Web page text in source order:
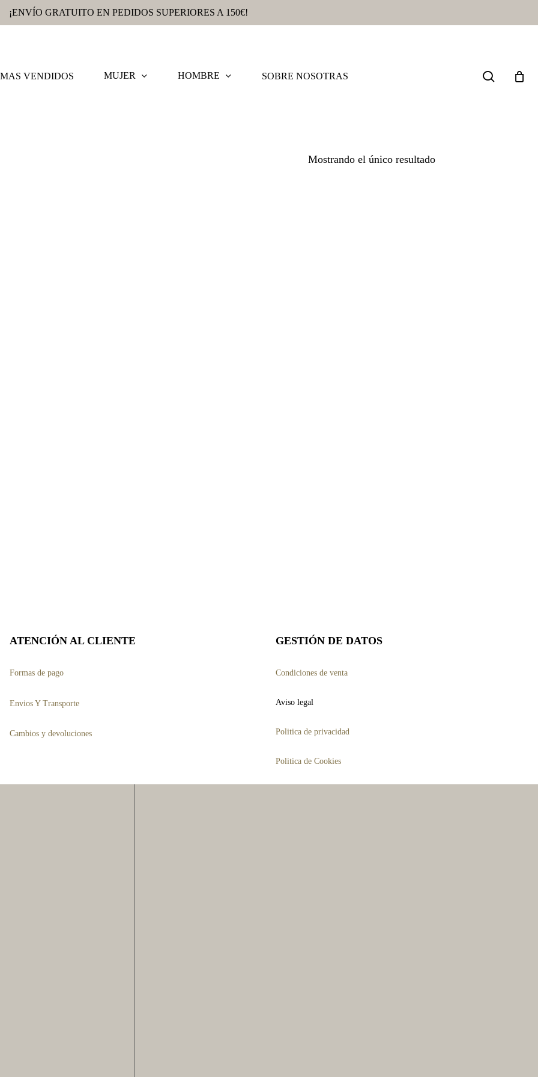
¡ENVÍO GRATUITO EN PEDIDOS SUPERIORES A 150€!
MAS VENDIDOS MUJER HOMBRE SOBRE NOSOTRAS search
Mostrando el único resultado
ATENCIÓN AL CLIENTE
Formas de pago
Envios Y Transporte
Cambios y devoluciones
GESTIÓN DE DATOS
Condiciones de venta
Aviso legal
Politica de privacidad
Politica de Cookies